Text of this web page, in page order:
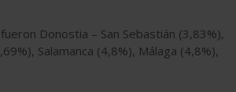
Donostia – San Sebastián (3,83%),
Salamanca (4,8%), Málaga (4,8%),